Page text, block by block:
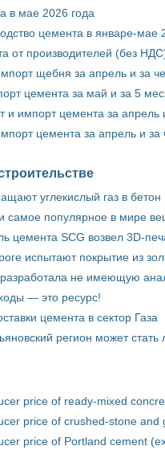
в мае 2026 года
цемента в январе-мае
от производителей (без
щебня за апрель и за
цемента за май и за 5
и импорт цемента за
цемента за апрель и
углекислый газ в бетон
самое популярное в мире
цемента SCG возвел 3D-
испытают покрытие из
не имеющую
— это ресурс!
цемента в сектор Газа
регион может
price of ready-mixed
price of crushed-stone and
price of Portland cement